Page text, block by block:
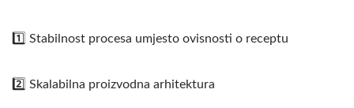
1️⃣ Stabilnost procesa umjesto ovisnosti o receptu
2️⃣ Skalabilna proizvodna arhitektura